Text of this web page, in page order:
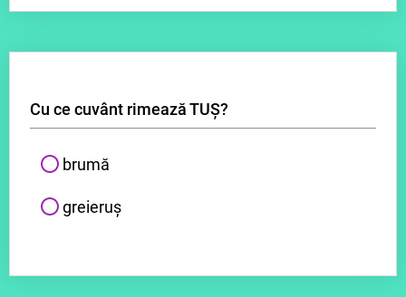
Cu ce cuvânt rimează TUȘ?
brumă
greieruș